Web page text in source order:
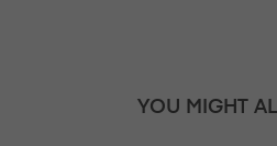
YOU MIGHT